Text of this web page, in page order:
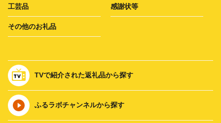
工芸品 感謝状等
その他のお礼品
TVで紹介された返礼品から探す
ふるラボチャンネルから探す